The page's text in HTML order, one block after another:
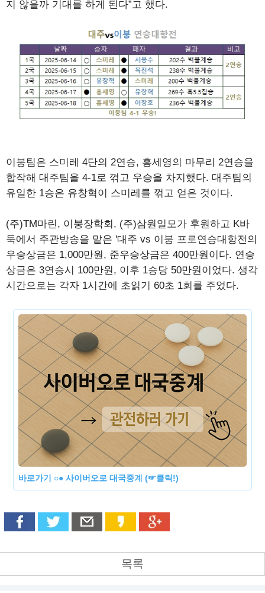
지 않을까 기대를 하게 된다”고 했다.
이붕팀은 스미레 4단의 2연승, 홍세영의 마무리 2연승을
합작해 대주팀을 4-1로 꺾고 우승을 차지했다. 대주팀의
유일한 1승은 유창혁이 스미레를 꺾고 얻은 것이다.
(주)TM마린, 이붕장학회, (주)삼원일모가 후원하고 K바
둑에서 주관방송을 맡은 '대주 vs 이붕 프로연승대항전의
우승상금은 1,000만원, 준우승상금은 400만원이다. 연승
상금은 3연승시 100만원, 이후 1승당 50만원이었다. 생각
시간으로는 각자 1시간에 초읽기 60초 1회를 주었다.
바로가기 ○● 사이버오로 대국중계 (☞클릭!)
목록